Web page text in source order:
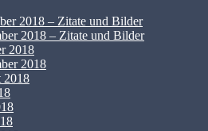
2018 – Zitate und Bilder
2018 – Zitate und Bilder
2018
2018
2018